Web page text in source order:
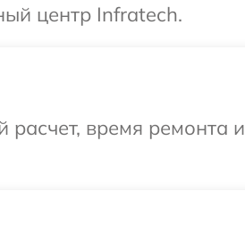
центр Infratech.
время ремонта и